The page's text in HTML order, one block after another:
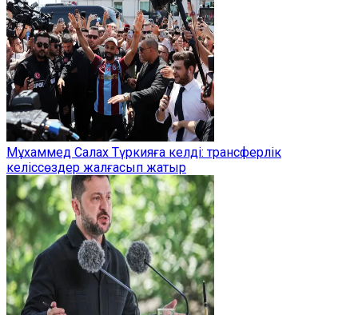
Мұхаммед Салах Түркияға келді: трансферлік
келіссөздер жалғасып жатыр